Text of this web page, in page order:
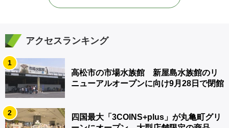
アクセスランキング
1
高松市の市場水族館 新屋島水族館のリ
ニューアルオープンに向け9月28日で閉館
2
四国最大「3COINS+plus」が丸亀町グリ